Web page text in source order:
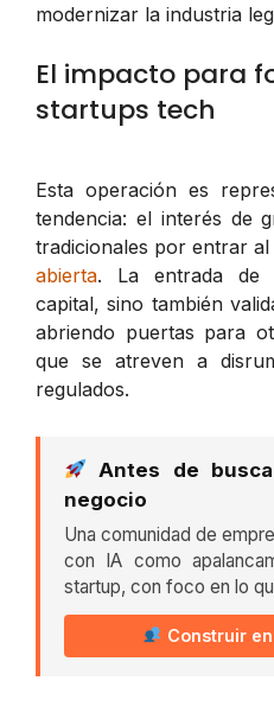
modernizar la industria
El impacto para
startups tech
Esta operación es
tendencia: el interés de
tradicionales por entrar
abierta. La entrada de
capital, sino también
abriendo puertas para
que se atreven a
regulados.
Antes de
negocio
Una comunidad de
con IA como
startup, con foco en lo
Construir